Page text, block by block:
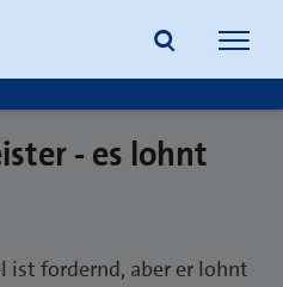
- es lohnt
ist fordernd, aber er lohnt